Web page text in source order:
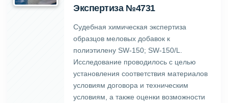
Экспертиза №4731
Судебная химическая экспертиза
образцов меловых добавок к
полиэтилену SW-150; SW-150/L.
Исследование проводилось с целью
установления соответствия материалов
условиям договора и техническим
условиям, а также оценки возможности